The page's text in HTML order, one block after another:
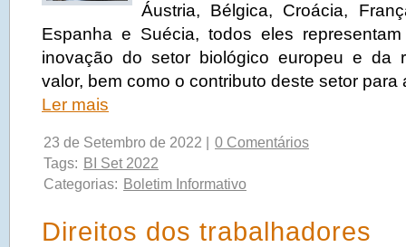
Áustria, Bélgica, Croácia,
Espanha e Suécia, todos eles
inovação do setor biológico europeu e da
valor, bem como o contributo deste setor
Ler mais
23 de Setembro de 2022 |
0 Comentários
Tags: BI Set 2022
Categorias: Boletim Informativo
Direitos dos trabalhadores